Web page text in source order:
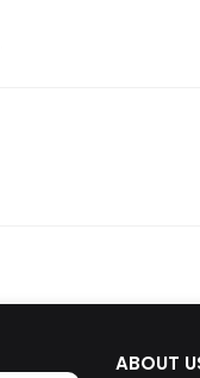
ABOUT